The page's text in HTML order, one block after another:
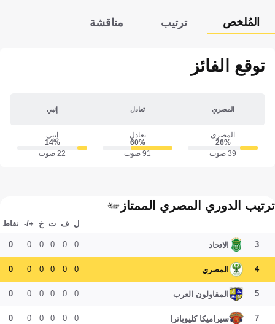
المُلخص ترتيب مناقشة
توقع الفائز
المصري تعادل إنبي
المصري
26‎%‎
39 صوت
تعادل
60‎%‎
91 صوت
إنبي
14‎%‎
22 صوت
ترتيب الدوري المصري الممتاز
ل ف ت خ +/- نقاط
3 الاتحاد 0
0
0
0
0
0
4 المصري 0
0
0
0
0
0
5 المقاولون العرب 0
0
0
0
0
0
7 سيراميكا كليوباترا 0
0
0
0
0
0